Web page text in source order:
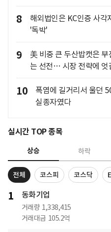
8
해외법인은 KC인증 사
'독박'
9
美 비중 큰 두산밥캣은
는 선전… 시장 전략에 엇
10
폭염에 길거리서 울던
실종자였다
실시간 TOP 종목
상승 하락
전체 코스피 코스닥
1 동화기업
거래량 1,338,415
거래대금 105.2억